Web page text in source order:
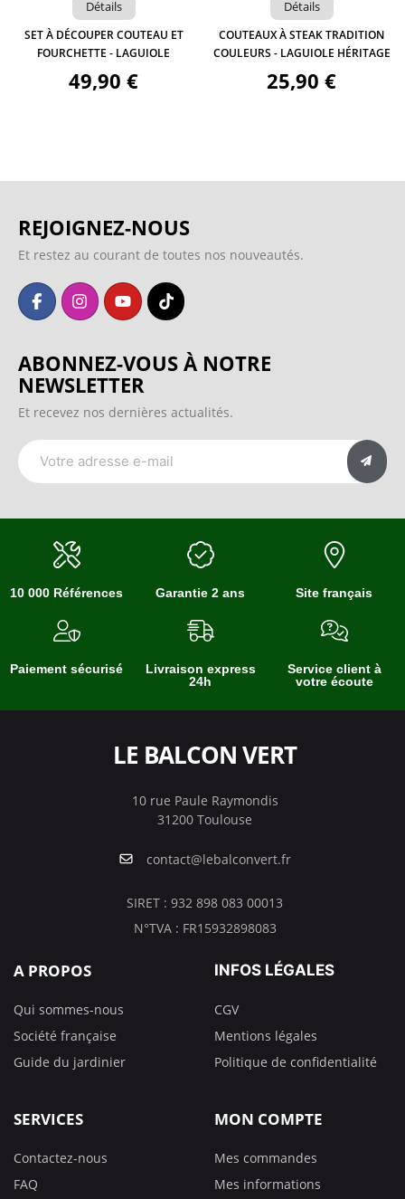
Détails
SET À DÉCOUPER COUTEAU ET
FOURCHETTE - LAGUIOLE
49,90 €
Détails
COUTEAUX À STEAK TRADITION
COULEURS - LAGUIOLE HÉRITAGE
25,90 €
REJOIGNEZ-NOUS
Et restez au courant de toutes nos nouveautés.
ABONNEZ-VOUS À NOTRE
NEWSLETTER
Et recevez nos dernières actualités.
10 000 Références Garantie 2 ans Site français
Paiement sécurisé
Livraison express
24h
Service client à
votre écoute
LE BALCON VERT
10 rue Paule Raymondis
31200 Toulouse
contact@lebalconvert.fr
SIRET : 932 898 083 00013
N°TVA : FR15932898083
A PROPOS
Qui sommes-nous
Société française
Guide du jardinier
INFOS LÉGALES
CGV
Mentions légales
Politique de confidentialité
SERVICES
Contactez-nous
FAQ
MON COMPTE
Mes commandes
Mes informations